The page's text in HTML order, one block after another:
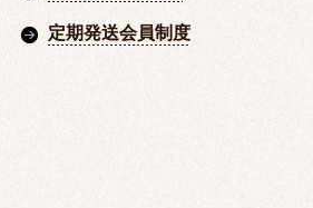
定期発送会員制度